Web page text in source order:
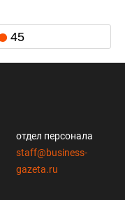
45
отдел персонала
staff@business-
gazeta.ru